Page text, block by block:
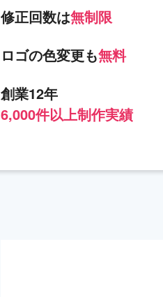
修正回数は無制限
ロゴの色変更も無料
創業12年
6,000件以上制作実績